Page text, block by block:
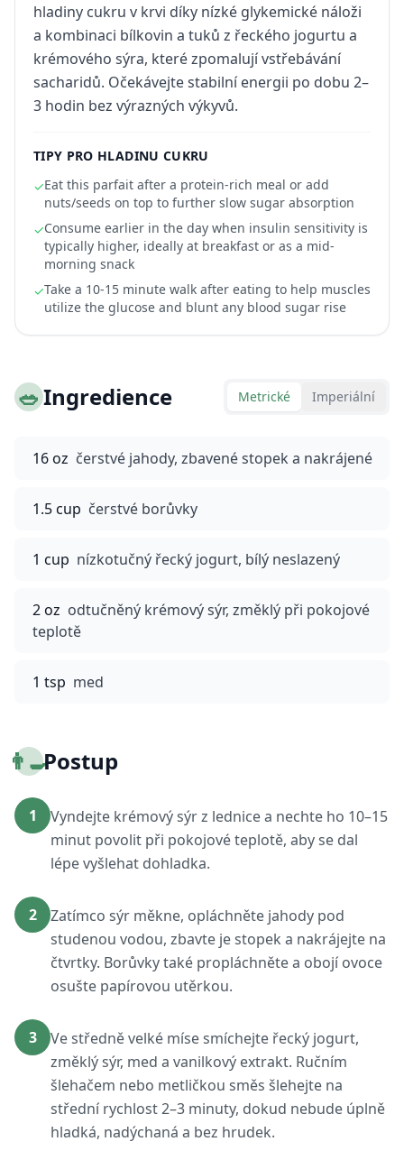
hladiny cukru v krvi díky nízké glykemické náloži
a kombinaci bílkovin a tuků z řeckého jogurtu a
krémového sýra, které zpomalují vstřebávání
sacharidů. Očekávejte stabilní energii po dobu 2–
3 hodin bez výrazných výkyvů.
TIPY PRO HLADINU CUKRU
✓Eat this parfait after a protein-rich meal or add
nuts/seeds on top to further slow sugar absorption
✓Consume earlier in the day when insulin sensitivity is
typically higher, ideally at breakfast or as a mid-
morning snack
✓Take a 10-15 minute walk after eating to help muscles
utilize the glucose and blunt any blood sugar rise
🥗Ingredience Metrické Imperiální
16 oz čerstvé jahody, zbavené stopek a nakrájené
1.5 cup čerstvé borůvky
1 cup nízkotučný řecký jogurt, bílý neslazený
2 oz odtučněný krémový sýr, změklý při pokojové
teplotě
1 tsp med
👨‍🍳Postup
1
Vyndejte krémový sýr z lednice a nechte ho 10–15
minut povolit při pokojové teplotě, aby se dal
lépe vyšlehat dohladka.
2
Zatímco sýr měkne, opláchněte jahody pod
studenou vodou, zbavte je stopek a nakrájejte na
čtvrtky. Borůvky také propláchněte a obojí ovoce
osušte papírovou utěrkou.
3
Ve středně velké míse smíchejte řecký jogurt,
změklý sýr, med a vanilkový extrakt. Ručním
šlehačem nebo metličkou směs šlehejte na
střední rychlost 2–3 minuty, dokud nebude úplně
hladká, nadýchaná a bez hrudek.